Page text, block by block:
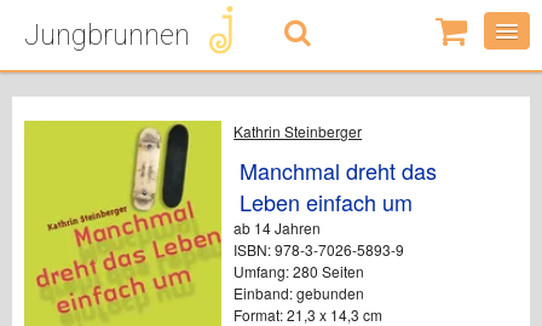
Jungbrunnen
0
Artikel
-
Kathrin Steinberger
Manchmal dreht das
Leben einfach um
ab 14 Jahren
ISBN: 978-3-7026-5893-9
Umfang: 280 Seiten
Einband: gebunden
Format: 21,3 x 14,3 cm